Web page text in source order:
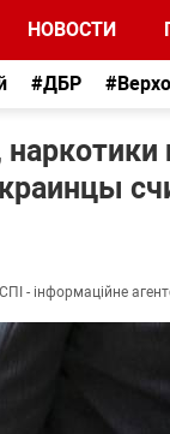
НОВОСТИ
#ДБР
- інформаційне